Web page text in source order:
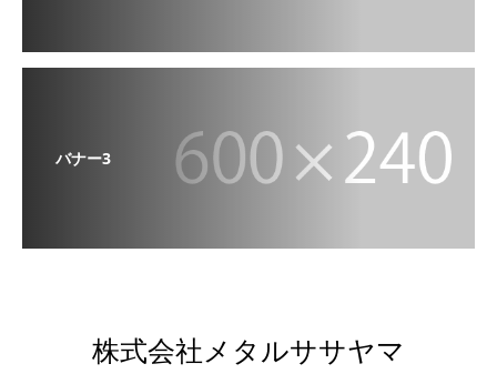
バナー3
株式会社メタルササヤマ